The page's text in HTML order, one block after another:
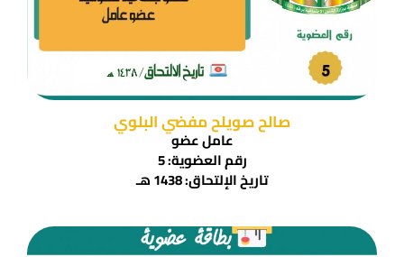
صالح صويلح مفضي البلوي
عامل عضو
رقم العضوية: 5
تاريخ الإلتحاق: 1438 هـ